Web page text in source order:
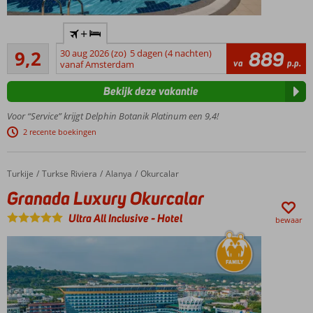
het
strand
Aquapark
glijbanen
Ideaal
voor
families
9,2Uitstekend
57
beoordelingen
+
30 aug 2026 (zo) 5 dagen (4 nachten)
vanaf Amsterdam
va 889 p.p.
Voor “Service” krijgt Delphin Botanik Platinum een 9,4!
2 recente boekingen
Bekijk deze vakantie
Home
Turkije Turkse Riviera Alanya Okurcalar
Granada Luxury Okurcalar
Granada Luxury Okurcalar
Ultra All Inclusive-Hotel bewaar